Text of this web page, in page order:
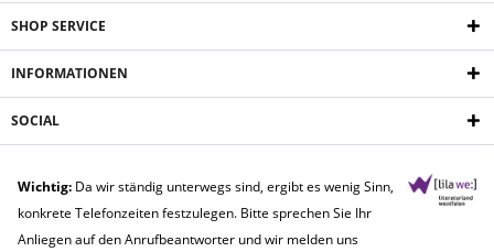
SHOP SERVICE
INFORMATIONEN
SOCIAL
Wichtig: Da wir ständig unterwegs sind, ergibt es wenig Sinn,
konkrete Telefonzeiten festzulegen. Bitte sprechen Sie Ihr
Anliegen auf den Anrufbeantworter und wir melden uns